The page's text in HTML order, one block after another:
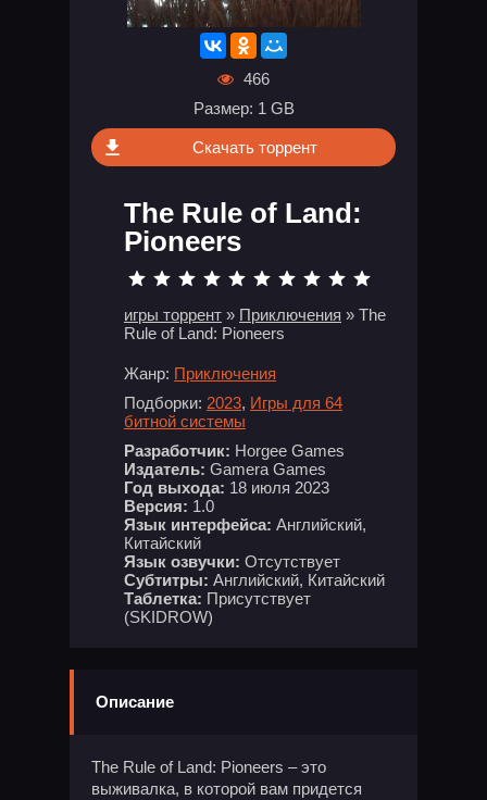
466
Размер: 1 GB
Скачать торрент
The Rule of Land:
Pioneers
игры торрент » Приключения » The
Rule of Land: Pioneers
Жанр: Приключения
Подборки: 2023, Игры для 64
битной системы
Разработчик: Horgee Games
Издатель: Gamera Games
Год выхода: 18 июля 2023
Версия: 1.0
Язык интерфейса: Английский,
Китайский
Язык озвучки: Отсутствует
Субтитры: Английский, Китайский
Таблетка: Присутствует
(SKIDROW)
Описание
The Rule of Land: Pioneers – это
выживалка, в которой вам придется